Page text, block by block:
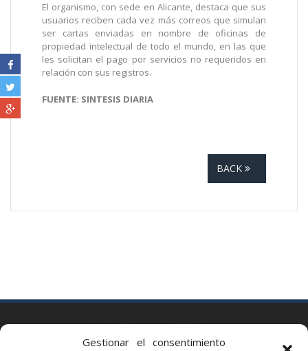
Gestionar el consentimiento
El organismo, con sede en Alicante, destaca que sus
usuarios reciben cada vez más correos que simulan
ser cartas enviadas en nombre de oficinas de
propiedad intelectual de todo el mundo, en las que
les solicitan el pago por servicios no requeridos en
relación con sus registros.
FUENTE: SINTESIS DIARIA
BACK
Via Augusta 2 bis, 3º, 08006 Barcelona